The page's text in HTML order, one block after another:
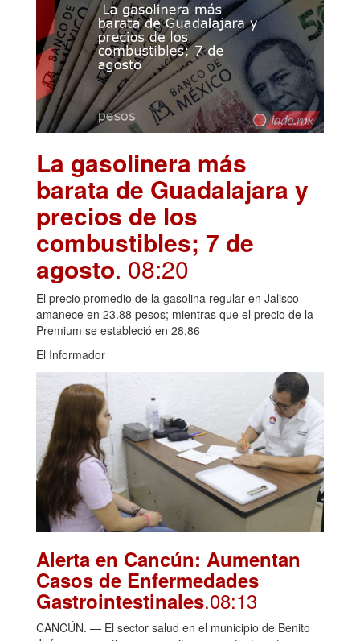
La gasolinera más
barata de Guadalajara y
precios de los
combustibles; 7 de
agosto. 08:20
El precio promedio de la gasolina regular en Jalisco
amanece en 23.88 pesos; mientras que el precio de la
Premium se estableció en 28.86
El Informador
Alerta en Cancún: Aumentan
Casos de Enfermedades
Gastrointestinales.08:13
CANCÚN. — El sector salud en el municipio de Benito